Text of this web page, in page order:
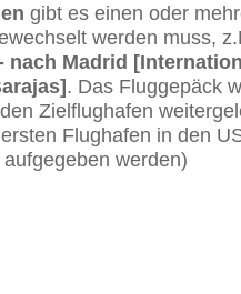
gibt es einen oder
werden muss,
nach Madrid
. Das Fluggepäck
Zielflughafen
Flughafen in den
werden)